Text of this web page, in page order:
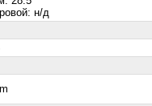
н/д